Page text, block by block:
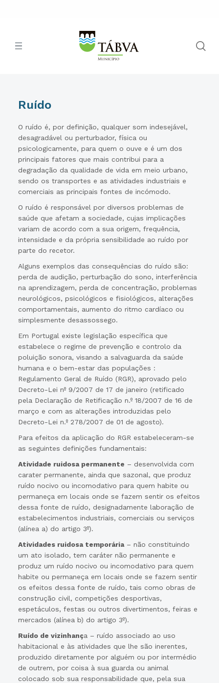
Ruído
O ruído é, por definição, qualquer som indesejável,
desagradável ou perturbador, física ou
psicologicamente, para quem o ouve e é um dos
principais fatores que mais contribui para a
degradação da qualidade de vida em meio urbano,
sendo os transportes e as atividades industriais e
comerciais as principais fontes de incómodo.
O ruído é responsável por diversos problemas de
saúde que afetam a sociedade, cujas implicações
variam de acordo com a sua origem, frequência,
intensidade e da própria sensibilidade ao ruído por
parte do recetor.
Alguns exemplos das consequências do ruído são:
perda de audição, perturbação do sono, interferência
na aprendizagem, perda de concentração, problemas
neurológicos, psicológicos e fisiológicos, alterações
comportamentais, aumento do ritmo cardíaco ou
simplesmente desassossego.
Em Portugal existe legislação específica que
estabelece o regime de prevenção e controlo da
poluição sonora, visando a salvaguarda da saúde
humana e o bem-estar das populações :
Regulamento Geral de Ruído (RGR), aprovado pelo
Decreto-Lei nº 9/2007 de 17 de janeiro (retificado
pela Declaração de Retificação n.º 18/2007 de 16 de
março e com as alterações introduzidas pelo
Decreto-Lei n.º 278/2007 de 01 de agosto).
Para efeitos da aplicação do RGR estabeleceram-se
as seguintes definições fundamentais:
Atividade ruidosa permanente – desenvolvida com
carater permanente, ainda que sazonal, que produz
ruído nocivo ou incomodativo para quem habite ou
permaneça em locais onde se fazem sentir os efeitos
dessa fonte de ruído, designadamente laboração de
estabelecimentos industriais, comerciais ou serviços
(alínea a) do artigo 3º).
Atividades ruidosa temporária– não constituindo
um ato isolado, tem caráter não permanente e
produz um ruído nocivo ou incomodativo para quem
habite ou permaneça em locais onde se fazem sentir
os efeitos dessa fonte de ruído, tais como obras de
construção civil, competições desportivas,
espetáculos, festas ou outros divertimentos, feiras e
mercados (alínea b) do artigo 3º).
Ruído de vizinhança – ruído associado ao uso
habitacional e às atividades que lhe são inerentes,
produzido diretamente por alguém ou por intermédio
de outrem, por coisa à sua guarda ou animal
colocado sob sua responsabilidade que, pela sua